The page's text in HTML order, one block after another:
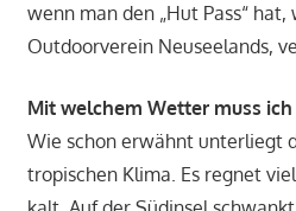
wenn man den „Hut Pass“
Outdoorverein Neuseelands,
Mit welchem Wetter muss ich
Wie schon erwähnt unterliegt
tropischen Klima. Es regnet